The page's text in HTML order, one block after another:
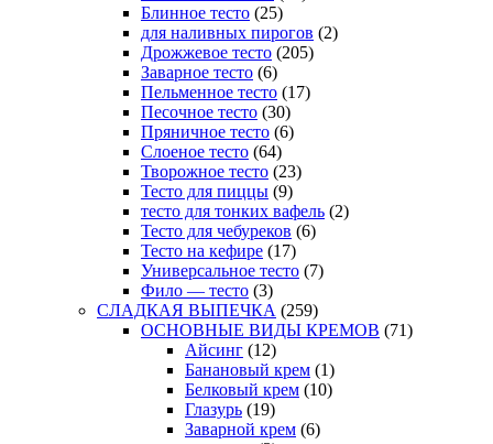
Блинное тесто (25)
для наливных пирогов (2)
Дрожжевое тесто (205)
Заварное тесто (6)
Пельменное тесто (17)
Песочное тесто (30)
Пряничное тесто (6)
Слоеное тесто (64)
Творожное тесто (23)
Тесто для пиццы (9)
тесто для тонких вафель (2)
Тесто для чебуреков (6)
Тесто на кефире (17)
Универсальное тесто (7)
Фило — тесто (3)
СЛАДКАЯ ВЫПЕЧКА (259)
ОСНОВНЫЕ ВИДЫ КРЕМОВ (71)
Айсинг (12)
Банановый крем (1)
Белковый крем (10)
Глазурь (19)
Заварной крем (6)